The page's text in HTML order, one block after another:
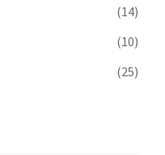
(14)
(10)
(25)